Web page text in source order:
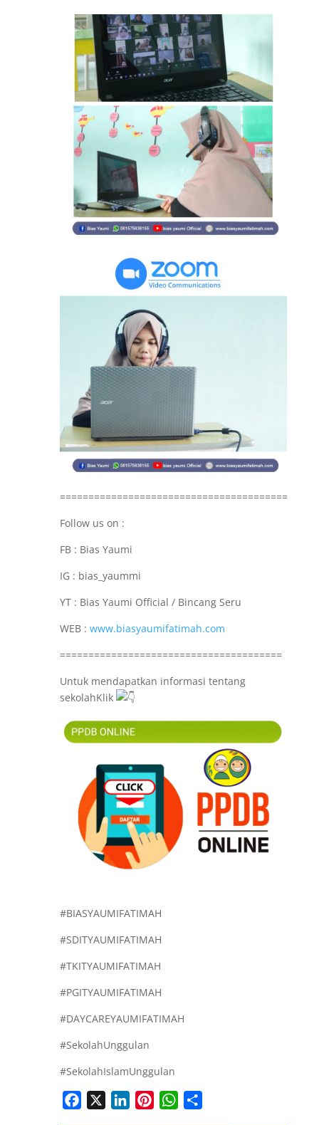
========================================
Follow us on :
FB : Bias Yaumi
IG : bias_yaummi
YT : Bias Yaumi Official / Bincang Seru
WEB :www.biasyaumifatimah.com
=======================================
Untuk mendapatkan informasi tentang
sekolahKlik
#BIASYAUMIFATIMAH
#SDITYAUMIFATIMAH
#TKITYAUMIFATIMAH
#PGITYAUMIFATIMAH
#DAYCAREYAUMIFATIMAH
#SekolahUnggulan
#SekolahIslamUnggulan
Facebook LinkedInPinterestWhatsApp